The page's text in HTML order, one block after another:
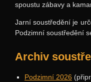
spoustu zábavy a
Jarní soustředění je
Podzimní soustředění
Archiv
Podzimní 2026